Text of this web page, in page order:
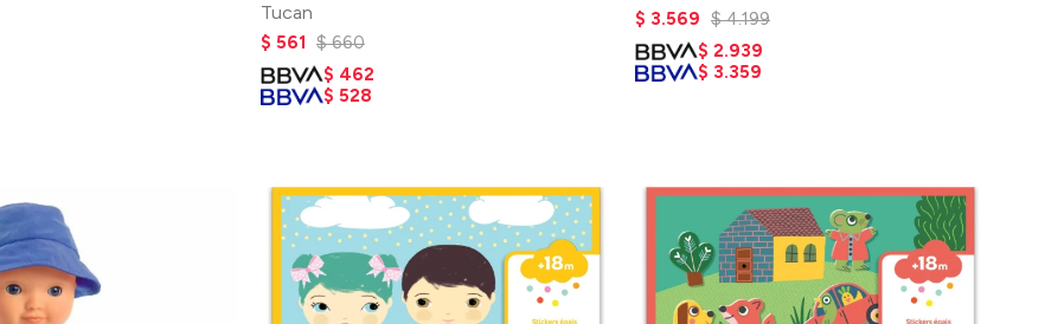
Tucan
$ 561 $ 660
$ 462
$ 528
$ 3.569 $ 4.199
$ 2.939
$ 3.359